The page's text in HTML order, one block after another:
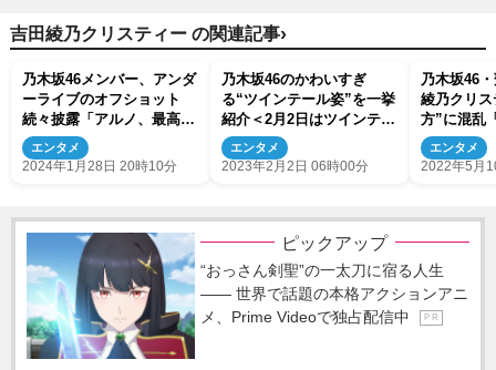
吉田綾乃クリスティー の関連記事›
乃木坂46メンバー、アンダ
ーライブのオフショット
続々披露「アルノ、最高の
座長ありがとう」
エンタメ
2024年1月28日 20時10分
乃木坂46のかわいすぎ
る“ツインテール姿”を一挙
紹介＜2月2日はツインテー
ルの日＞
エンタメ
2023年2月2日 06時00分
乃木坂46
綾乃クリ
方”に混乱
ん？」
エンタメ
2022年5月
ピックアップ
“おっさん剣聖”の一太刀に宿る人生
―― 世界で話題の本格アクションアニ
メ、Prime Videoで独占配信中
P R